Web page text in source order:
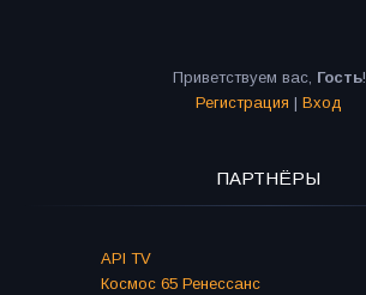
Приветствуем вас, Гость!
Регистрация | Вход
ПАРТНЁРЫ
API TV
Космос 65 Ренессанс